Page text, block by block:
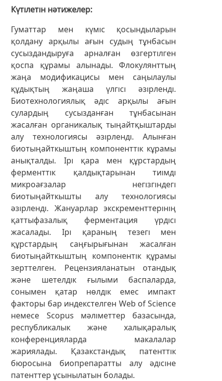
Күтілетін нәтижелер
Гуматтар мен күміс қосындыларын
қолдану арқылы ағын судың тұнбасын
сусыздандыруға арналған өзгертілген
қоспа құрамы алынады. Флокулянттың
жаңа модификацисы мен саңылаулы
құдықтың жаңаша үлгісі әзірленді.
Биотехнологиялық әдіс арқылы ағын
сулардың сусызданған тұнбасынан
жасалған органикалық тыңайтқыштарды
алу технологиясы әзірленді. Алынған
биотыңайткыштың компоненттік кұрамы
анықталды. Ірі қара мен құрстардың
ферменттік қалдықтарынан тиімді
микроағзалар негізгіндегі
биотыңайткышты алу технологиясы
әзірленді. Жануарлар экскременттерінің
қаттыфазалық ферментация үрдісі
жасалады. Ірі қараның тезегі мен
құрстардың саңғырығынан жасалған
биотыңайткыштың компонентік құрамы
зерттелген. Рецензияланатын отандық
және шетелдік ғылыми баспаларда,
сонымен қатар нөлдік емес импакт
факторы бар индекстелген Web of Science
немесе Scopus мәліметтер базасында,
республикалык және халықаралық
конференцияларда макалалар
жариялады. Қазакстандық патенттік
бюросына биопрепаратты алу әдісіне
патенттер ұсынылатын болады.